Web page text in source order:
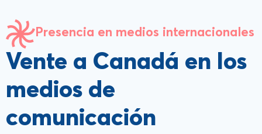
Presencia en medios internacionales
Vente a Canadá en los
medios de
comunicación